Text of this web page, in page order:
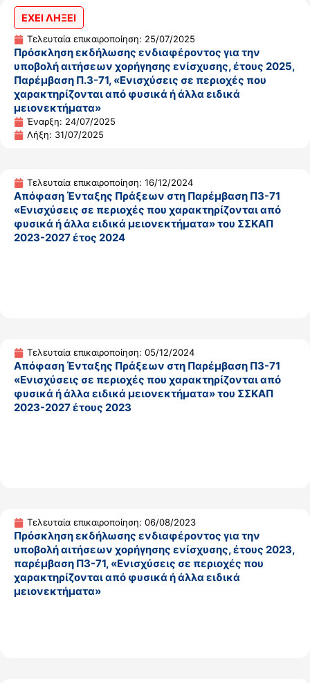
ΕΧΕΙ ΛΗΞΕΙ
Τελευταία επικαιροποίηση: 25/07/2025
Πρόσκληση εκδήλωσης ενδιαφέροντος για την
υποβολή αιτήσεων χορήγησης ενίσχυσης, έτους 2025,
Παρέμβαση Π.3-71, «Ενισχύσεις σε περιοχές που
χαρακτηρίζονται από φυσικά ή άλλα ειδικά
μειονεκτήματα»
Έναρξη: 24/07/2025
Λήξη: 31/07/2025
Τελευταία επικαιροποίηση: 16/12/2024
Απόφαση Ένταξης Πράξεων στη Παρέμβαση Π3-71
«Ενισχύσεις σε περιοχές που χαρακτηρίζονται από
φυσικά ή άλλα ειδικά μειονεκτήματα» του ΣΣΚΑΠ
2023-2027 έτος 2024
Τελευταία επικαιροποίηση: 05/12/2024
Απόφαση Ένταξης Πράξεων στη Παρέμβαση Π3-71
«Ενισχύσεις σε περιοχές που χαρακτηρίζονται από
φυσικά ή άλλα ειδικά μειονεκτήματα» του ΣΣΚΑΠ
2023-2027 έτους 2023
Τελευταία επικαιροποίηση: 06/08/2023
Πρόσκληση εκδήλωσης ενδιαφέροντος για την
υποβολή αιτήσεων χορήγησης ενίσχυσης, έτους 2023,
παρέμβαση Π3-71, «Ενισχύσεις σε περιοχές που
χαρακτηρίζονται από φυσικά ή άλλα ειδικά
μειονεκτήματα»